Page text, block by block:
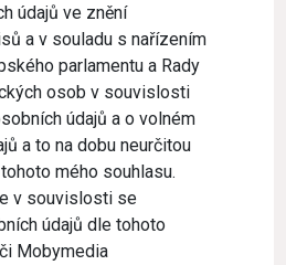
údajů ve znění
a v souladu s nařízením
parlamentu a Rady
osob v souvislosti
údajů a o volném
a to na dobu neurčitou
mého souhlasu.
v souvislosti se
údajů dle tohoto
Mobymedia